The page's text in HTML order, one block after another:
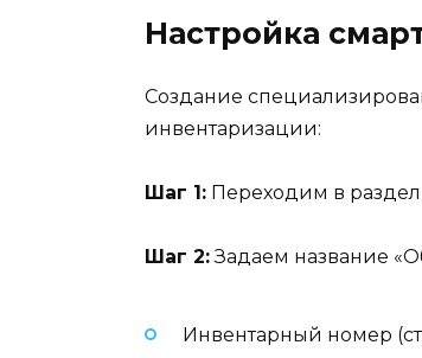
Настройка
Создание
инвентаризации:
Шаг 1: Переходим в
Шаг 2:Задаем название
Инвентарный номер